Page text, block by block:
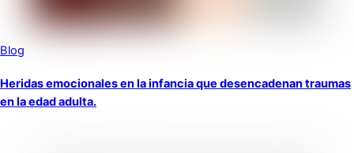
Blog
Heridas emocionales en la infancia que desencadenan traumas
en la edad adulta.